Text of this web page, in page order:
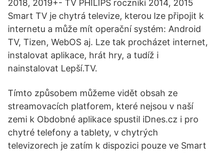
2018, 2019+- TV PHILIPS roczniki 2014, 2015
Smart TV je chytrá televize, kterou lze připojit k
internetu a může mít operační systém: Android
TV, Tizen, WebOS aj. Lze tak procházet internet,
instalovat aplikace, hrát hry, a tudíž i
nainstalovat Lepší.TV.
Tímto způsobem můžeme vidět obsah ze
streamovacích platforem, které nejsou v naší
zemi k Obdobné aplikace spustil iDnes.cz i pro
chytré telefony a tablety, v chytrých
televizorech je zatím k dispozici pouze ve Smart